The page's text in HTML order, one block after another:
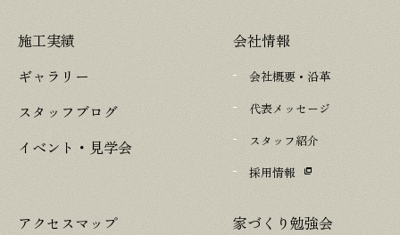
施工実績
ギャラリー
スタッフブログ
イベント・見学会
会社情報
会社概要・沿革
代表メッセージ
スタッフ紹介
採用情報
アクセスマップ
家づくり勉強会